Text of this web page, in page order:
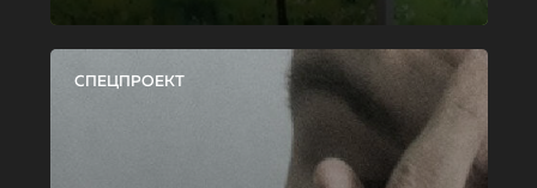
СПЕЦПРОЕКТ